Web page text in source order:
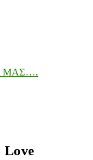
ΜΑΣ….
Love